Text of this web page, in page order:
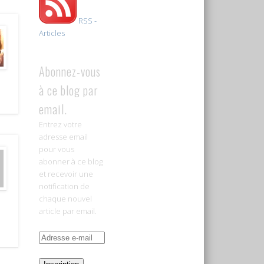
RSS -
Articles
Abonnez-vous
à ce blog par
email.
Entrez votre
adresse email
pour vous
abonner à ce blog
et recevoir une
notification de
chaque nouvel
article par email.
Adresse
mail